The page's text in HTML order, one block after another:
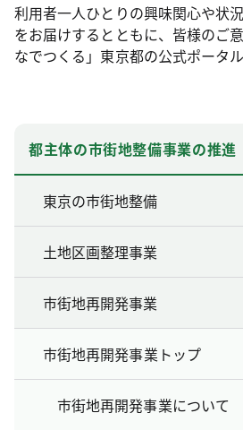
利用者一人ひとりの興味関心や状
をお届けするとともに、皆様のご
なでつくる」東京都の公式ポータル
都主体の市街地整備事業の推進
東京の市街地整備
土地区画整理事業
市街地再開発事業
市街地再開発事業トップ
市街地再開発事業について